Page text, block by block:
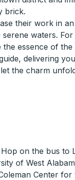
brick.
their work in
waters.
essence of the
delivering
the charm
on the bus to
of West
Center